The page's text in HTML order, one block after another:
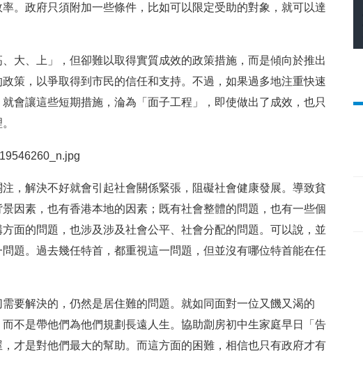
。政府只須附加一些條件，比如可以限定受助的對象，就可以達
大、上」，但卻難以取得實質成效的政策措施，而是傾向於推出
策，以爭取得到市民的信任和支持。不過，如果過多地注重快速
會讓這些短期措施，淪為「面子工程」，即使做出了成效，也只
，解決不好就會引起社會關係緊張，阻礙社會健康發展。導致貧
因素，也有香港本地的因素；既有社會整體的問題，也有一些個
面的問題，也涉及涉及社會公平、社會分配的問題。可以說，並
題。過去幾任特首，都重視這一問題，但並沒有哪位特首能在任
要解決的，仍然是居住難的問題。就如同面對一位又饑又渴的
不是帶他們為他們規劃長遠人生。協助劏房初中生家庭早日「告
才是對他們最大的幫助。而這方面的困難，相信也只有政府才有